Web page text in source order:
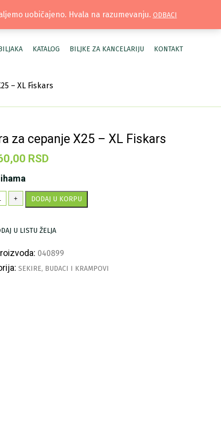
| MOJ NALOG
KATALOG BILJKE ZA KANCELARIJU KONTAKT
– XL Fiskars
za cepanje X25 – XL Fiskars
RSD
+ DODAJ U KORPU
U LISTU ŽELJA
040899
SEKIRE, BUDACI I KRAMPOVI
uobičajeno. Hvala na razumevanju. ODBACI